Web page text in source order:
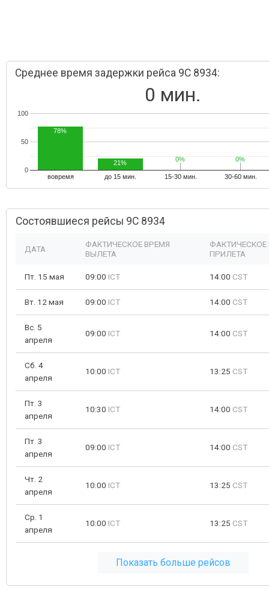
Среднее время задержки рейса 9C 8934:
0 мин.
вовремя до 15 мин. 15-30 мин. 30-60 мин.
0
50
100
78%
21% 0%
0% 0%
0%
Состоявшиеся рейсы 9C 8934
ДАТА
ФАКТИЧЕСКОЕ ВРЕМЯ
ВЫЛЕТА
ФАКТИЧЕСКОЕ
ПРИЛЕТА
Пт. 15 мая 09:00 ICT 14:00 CST
Вт. 12 мая 09:00 ICT 14:00 CST
Вс. 5
апреля
09:00 ICT 14:00 CST
Сб. 4
апреля
10:00 ICT 13:25 CST
Пт. 3
апреля
10:30 ICT 14:00 CST
Пт. 3
апреля
09:00 ICT 14:00 CST
Чт. 2
апреля
10:00 ICT 13:25 CST
Ср. 1
апреля
10:00 ICT 13:25 CST
Показать больше рейсов